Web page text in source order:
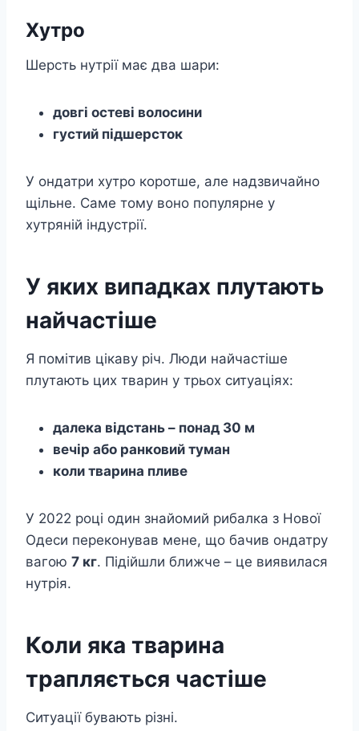
Хутро
Шерсть нутрії має два шари:
довгі остеві волосини
густий підшерсток
У ондатри хутро коротше, але надзвичайно
щільне. Саме тому воно популярне у
хутряній індустрії.
У яких випадках плутають
найчастіше
Я помітив цікаву річ. Люди найчастіше
плутають цих тварин у трьох ситуаціях:
далека відстань – понад 30 м
вечір або ранковий туман
коли тварина пливе
У 2022 році один знайомий рибалка з Нової
Одеси переконував мене, що бачив ондатру
вагою 7 кг. Підійшли ближче – це виявилася
нутрія.
Коли яка тварина
трапляється частіше
Ситуації бувають різні.